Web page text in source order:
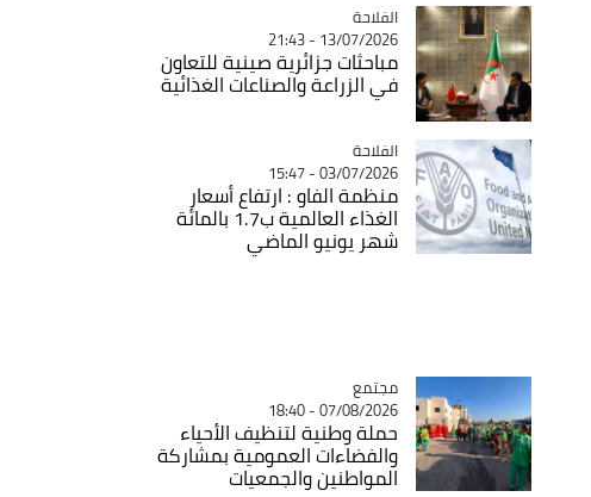
Catégorie
الفلاحة
13/07/2026 - 21:43
مباحثات جزائرية صينية للتعاون
في الزراعة والصناعات الغذائية
Catégorie
الفلاحة
03/07/2026 - 15:47
منظمة الفاو : ارتفاع أسعار
الغذاء العالمية ب1.7 بالمائة
شهر يونيو الماضي
Catégorie
مجتمع
07/08/2026 - 18:40
حملة وطنية لتنظيف الأحياء
والفضاءات العمومية بمشاركة
المواطنين والجمعيات